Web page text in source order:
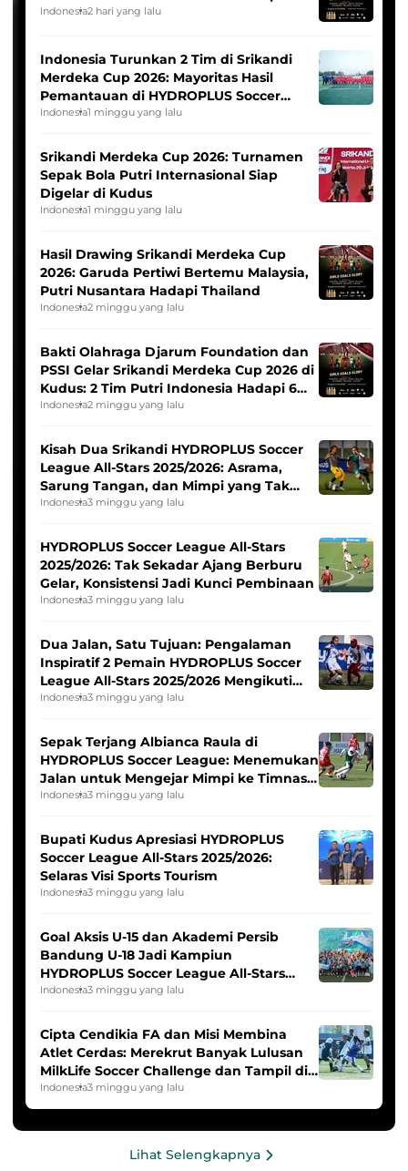
Indonesia2 hari yang lalu
Indonesia Turunkan 2 Tim di Srikandi
Merdeka Cup 2026: Mayoritas Hasil
Pemantauan di HYDROPLUS Soccer
League
Indonesia1 minggu yang lalu
Srikandi Merdeka Cup 2026: Turnamen
Sepak Bola Putri Internasional Siap
Digelar di Kudus
Indonesia1 minggu yang lalu
Hasil Drawing Srikandi Merdeka Cup
2026: Garuda Pertiwi Bertemu Malaysia,
Putri Nusantara Hadapi Thailand
Indonesia2 minggu yang lalu
Bakti Olahraga Djarum Foundation dan
PSSI Gelar Srikandi Merdeka Cup 2026 di
Kudus: 2 Tim Putri Indonesia Hadapi 6
Tim Asia
Indonesia2 minggu yang lalu
Kisah Dua Srikandi HYDROPLUS Soccer
League All-Stars 2025/2026: Asrama,
Sarung Tangan, dan Mimpi yang Tak
Pernah Padam
Indonesia3 minggu yang lalu
HYDROPLUS Soccer League All-Stars
2025/2026: Tak Sekadar Ajang Berburu
Gelar, Konsistensi Jadi Kunci Pembinaan
Indonesia3 minggu yang lalu
Dua Jalan, Satu Tujuan: Pengalaman
Inspiratif 2 Pemain HYDROPLUS Soccer
League All-Stars 2025/2026 Mengikuti
Seleksi Timnas Indonesia Putri
Indonesia3 minggu yang lalu
Sepak Terjang Albianca Raula di
HYDROPLUS Soccer League: Menemukan
Jalan untuk Mengejar Mimpi ke Timnas
Indonesia Putri
Indonesia3 minggu yang lalu
Bupati Kudus Apresiasi HYDROPLUS
Soccer League All-Stars 2025/2026:
Selaras Visi Sports Tourism
Indonesia3 minggu yang lalu
Goal Aksis U-15 dan Akademi Persib
Bandung U-18 Jadi Kampiun
HYDROPLUS Soccer League All-Stars
2025/2026
Indonesia3 minggu yang lalu
Cipta Cendikia FA dan Misi Membina
Atlet Cerdas: Merekrut Banyak Lulusan
MilkLife Soccer Challenge dan Tampil di
HYDROPLUS Soccer League
Indonesia3 minggu yang lalu
Lihat Selengkapnya